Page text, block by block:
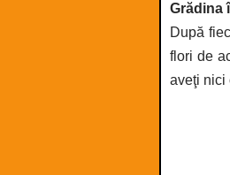
Grădina
După
flori de
aveţi nici